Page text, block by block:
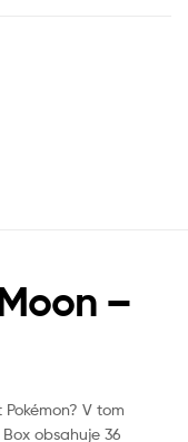
–
V tom
obsahuje 36